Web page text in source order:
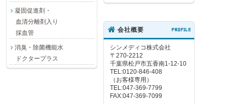
凝固促進剤・
血清分離剤入り
採血管
消臭・除菌機能水
ドクタープラス
会社概要 PROFILE
シンメディコ株式会社
〒270-2212
千葉県松戸市五香南1-12-10
TEL:0120-846-408
（お客様専用）
TEL:047-369-7799
FAX:047-369-7099